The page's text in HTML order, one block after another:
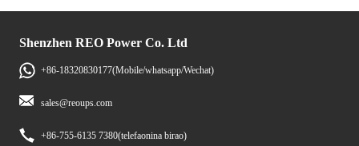
Shenzhen REO Power Co. Ltd
+86-18320830177(Mobile/whatsapp/Wechat)
sales@reoups.com
+86-755-6135 7380(telefaonina birao)